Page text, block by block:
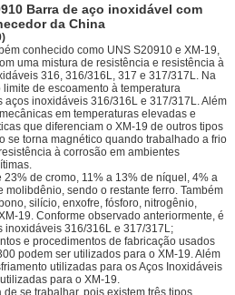
Barra de aço inoxidável com
da China
conhecido como UNS S20910 e XM-19,
uma mistura de resistência e resistência à
​​316, 316/316L, 317 e 317/317L. Na
de escoamento à temperatura
aços inoxidáveis ​​316/316L e 317/317L. Além
em temperaturas elevadas e
que diferenciam o XM-19 de outros tipos
se torna magnético quando trabalhado a frio
à corrosão em ambientes
de cromo, 11% a 13% de níquel, 4% a
sendo o restante ferro. Também
silício, enxofre, fósforo, nitrogênio,
19. Conforme observado anteriormente, é
inoxidáveis ​​316/316L e 317/317L;
e procedimentos de fabricação usados
podem ser utilizados para o XM-19. Além
utilizadas para os Aços Inoxidáveis
para o XM-19.
se trabalhar, pois existem três tipos